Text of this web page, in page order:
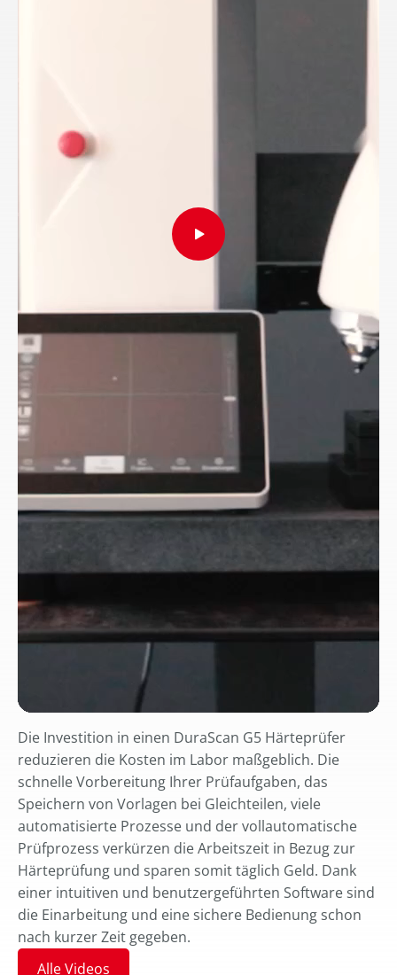
Die Investition in einen DuraScan G5 Härteprüfer
reduzieren die Kosten im Labor maßgeblich. Die
schnelle Vorbereitung Ihrer Prüfaufgaben, das
Speichern von Vorlagen bei Gleichteilen, viele
automatisierte Prozesse und der vollautomatische
Prüfprozess verkürzen die Arbeitszeit in Bezug zur
Härteprüfung und sparen somit täglich Geld. Dank
einer intuitiven und benutzergeführten Software sind
die Einarbeitung und eine sichere Bedienung schon
nach kurzer Zeit gegeben.
Alle Videos